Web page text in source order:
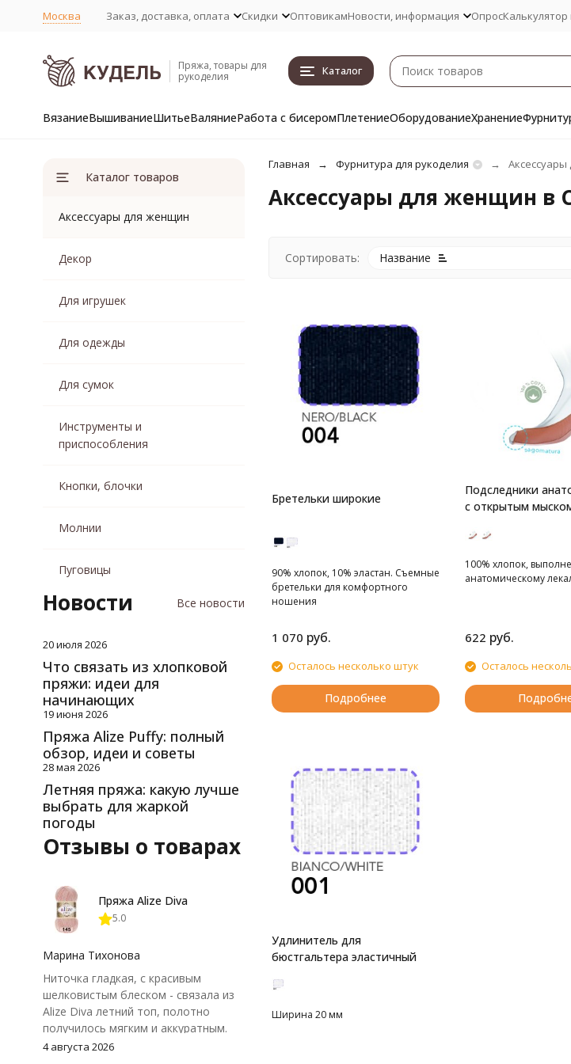
Москва Заказ, доставка, оплата Скидки ОптовикамНовости, информация Опрос
Пряжа, товары для
рукоделия
Каталог
ВязаниеВышиваниеШитьеВаляниеРабота с бисеромПлетениеОборудованиеХранение
Главная Фурнитура для рукоделия
Аксессуары для женщин в
Сортировать: Название
Бретельки широкие
90% хлопок, 10% эластан. Съемные
бретельки для комфортного
ношения
1 070 руб.
Осталось несколько штук
Подробнее
Подследники
с открытым
100% хлопок,
анатомическому
622 руб.
Осталось
Удлинитель для
бюстгальтера эластичный
Ширина 20 мм
Каталог товаров
Аксессуары для женщин
Декор
Для игрушек
Для одежды
Для сумок
Инструменты и
приспособления
Кнопки, блочки
Молнии
Пуговицы
Новости Все новости
20 июля 2026
Что связать из хлопковой
пряжи: идеи для
начинающих
19 июня 2026
Пряжа Alize Puffy: полный
обзор, идеи и советы
28 мая 2026
Летняя пряжа: какую лучше
выбрать для жаркой
погоды
Отзывы о товарах
Пряжа Alize Diva
5.0
Марина Тихонова
Ниточка гладкая, с красивым
шелковистым блеском - связала из
Alize Diva летний топ, полотно
получилось мягким и аккуратным.
Петли хорошо видны, вяжется
4 августа 2026